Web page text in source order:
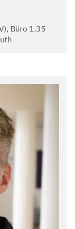
Büro 1.35